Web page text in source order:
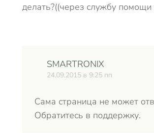
делать?((через службу
SMARTRONIX
24.09.2015 в 9:25 пп
Сама страница не может
Обратитесь в поддержку.